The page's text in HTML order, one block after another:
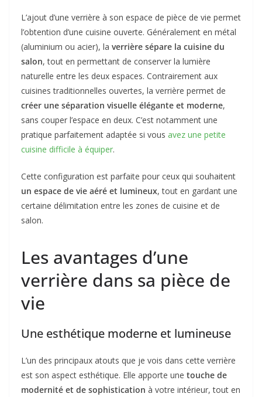
L’ajout d’une verrière à son espace de pièce de vie permet
l’obtention d’une cuisine ouverte. Généralement en métal
(aluminium ou acier), la verrière sépare la cuisine du
salon, tout en permettant de conserver la lumière
naturelle entre les deux espaces. Contrairement aux
cuisines traditionnelles ouvertes, la verrière permet de
créer une séparation visuelle élégante et moderne,
sans couper l’espace en deux. C’est notamment une
pratique parfaitement adaptée si vous avez une petite
cuisine difficile à équiper.
Cette configuration est parfaite pour ceux qui souhaitent
un espace de vie aéré et lumineux, tout en gardant une
certaine délimitation entre les zones de cuisine et de
salon.
Les avantages d’une
verrière dans sa pièce de
vie
Une esthétique moderne et lumineuse
L’un des principaux atouts que je vois dans cette verrière
est son aspect esthétique. Elle apporte une touche de
modernité et de sophistication à votre intérieur, tout en